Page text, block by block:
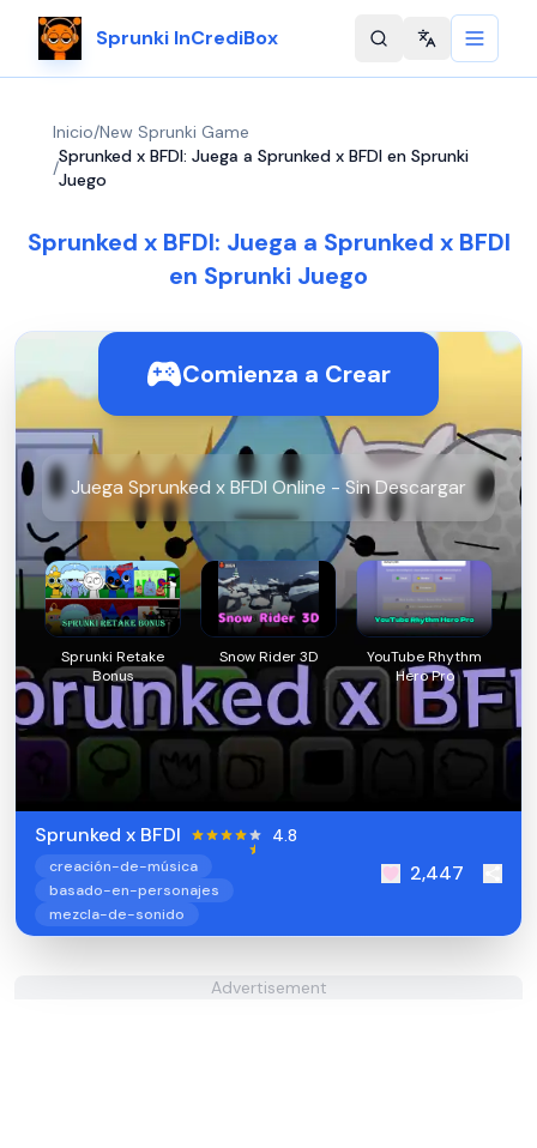
Sprunki InCrediBox Change
Inicio/New Sprunki Game
/
Sprunked x BFDI: Juega a Sprunked x BFDI en Sprunki
Juego
Sprunked x BFDI: Juega a Sprunked x BFDI
en Sprunki Juego
Comienza a Crear
Juega Sprunked x BFDI Online - Sin Descargar
Sprunki Retake
Bonus
Snow Rider 3D
YouTube Rhythm
Hero Pro
Sprunked x BFDI 4.8
creación-de-música
basado-en-personajes
mezcla-de-sonido
2,447
Advertisement